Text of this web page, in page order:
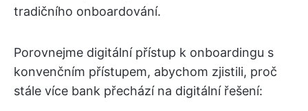
tradičního onboardování.
Porovnejme digitální přístup k onboardingu s
konvenčním přístupem, abychom zjistili, proč
stále více bank přechází na digitální řešení: